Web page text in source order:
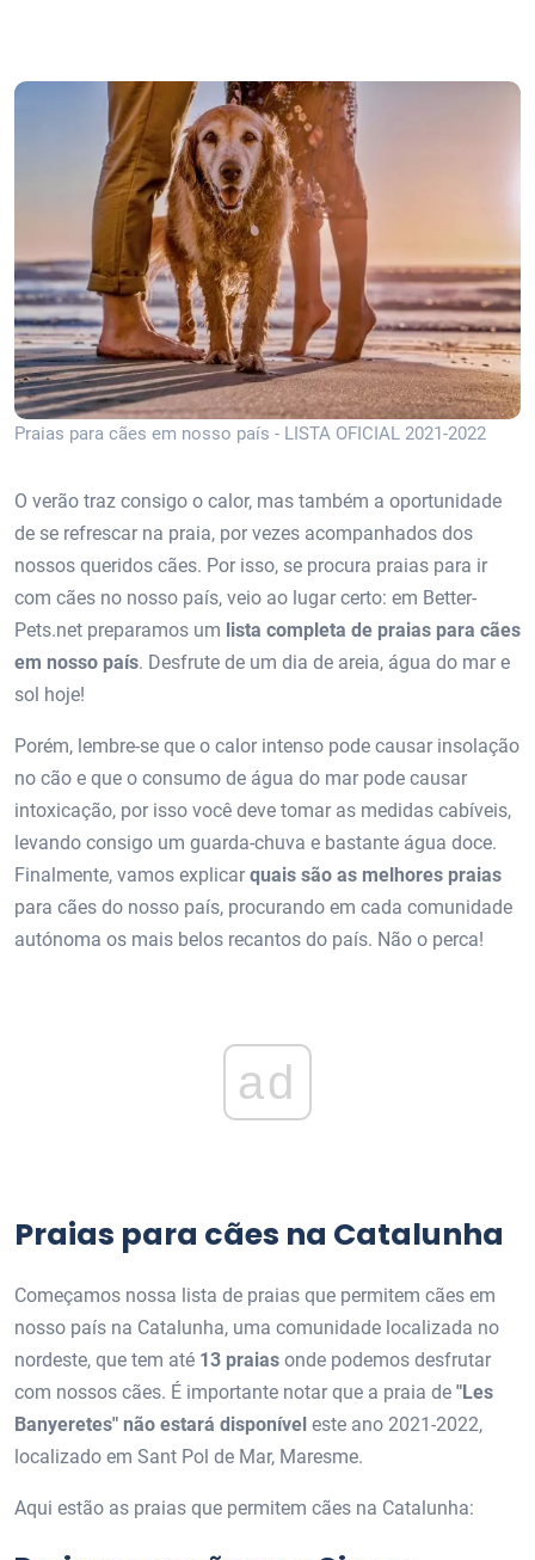
Praias para cães em nosso país - LISTA OFICIAL 2021-2022
O verão traz consigo o calor, mas também a oportunidade
de se refrescar na praia, por vezes acompanhados dos
nossos queridos cães. Por isso, se procura praias para ir
com cães no nosso país, veio ao lugar certo: em Better-
Pets.net preparamos um lista completa de praias para cães
em nosso país. Desfrute de um dia de areia, água do mar e
sol hoje!
Porém, lembre-se que o calor intenso pode causar insolação
no cão e que o consumo de água do mar pode causar
intoxicação, por isso você deve tomar as medidas cabíveis,
levando consigo um guarda-chuva e bastante água doce.
Finalmente, vamos explicarquais são as melhores praias
para cães do nosso país, procurando em cada comunidade
autónoma os mais belos recantos do país. Não o perca!
ad
Praias para cães na Catalunha
Começamos nossa lista de praias que permitem cães em
nosso país na Catalunha, uma comunidade localizada no
nordeste, que tem até 13 praias onde podemos desfrutar
com nossos cães. É importante notar que a praia de "Les
Banyeretes" não estará disponível este ano 2021-2022,
localizado em Sant Pol de Mar, Maresme.
Aqui estão as praias que permitem cães na Catalunha: